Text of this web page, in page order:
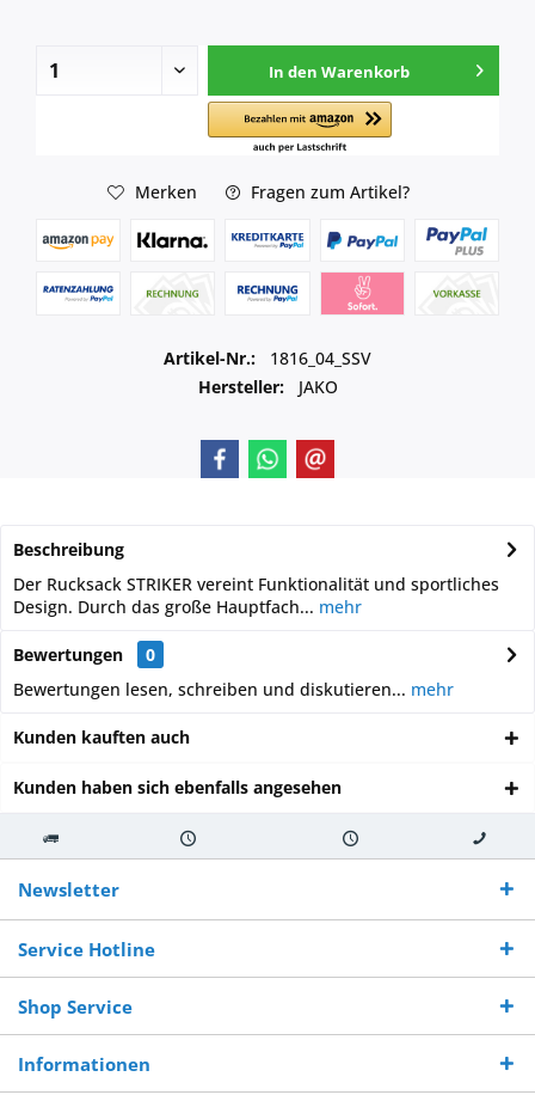
In den Warenkorb
Merken Fragen zum Artikel?
Artikel-Nr.:
1816_04_SSV
Hersteller:
JAKO
Beschreibung
Der Rucksack STRIKER vereint Funktionalität und sportliches
Design. Durch das große Hauptfach... mehr
Bewertungen
0
Bewertungen lesen, schreiben und diskutieren... mehr
Kunden kauften auch
Kunden haben sich ebenfalls angesehen
Kostenloser
Versand ab €
250,-
Versand innerhalb von Versand von So erreichen
Sie uns 0160
970 511 90
Newsletter
Service Hotline
Shop Service
Informationen